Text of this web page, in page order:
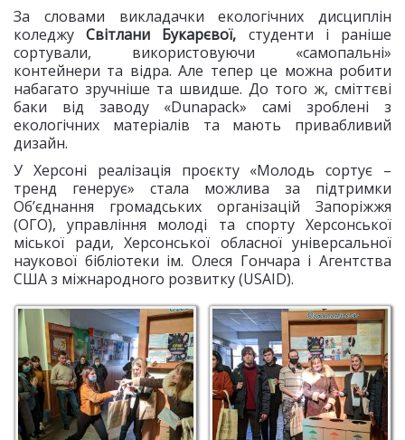
За словами викладачки екологічних дисциплін
коледжуСвітлани Букарєвої, студенти і раніше
сортували, використовуючи «самопальні»
контейнери та відра. Але тепер це можна робити
набагато зручніше та швидше. До того ж, сміттєві
баки від заводу «Dunapack» самі зроблені з
екологічних матеріалів та мають привабливий
дизайн.
У Херсоні реалізація проєкту «Молодь сортує –
тренд генерує» стала можлива за підтримки
Об’єднання громадських організацій Запоріжжя
(ОГО), управління молоді та спорту Херсонської
міської ради, Херсонської обласної універсальної
наукової бібліотеки ім. Олеся Гончара і Агентства
США з міжнародного розвитку (USAID).